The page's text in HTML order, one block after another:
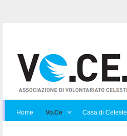
Home Vo.Ce Casa di Celeste